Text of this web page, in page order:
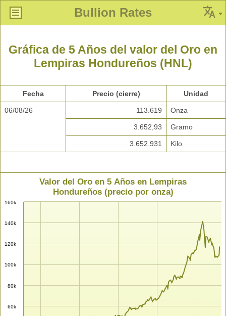
Bullion Rates
Gráfica de 5 Años del valor del Oro en
Lempiras Hondureños (HNL)
Fecha Precio (cierre) Unidad
06/08/26 113.619 Onza
3.652,93 Gramo
3.652.931 Kilo
Valor del Oro en 5 Años en Lempiras
Hondureños (precio por onza)
60k
80k
100k
120k
140k
160k